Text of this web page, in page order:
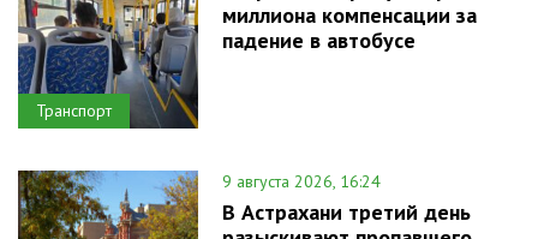
Транспорт
миллиона компенсации за
падение в автобусе
9 августа 2026, 16:24
В Астрахани третий день